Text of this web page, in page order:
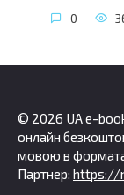
0
© 2026 UA e-
онлайн
мовою в
Партнер: https://